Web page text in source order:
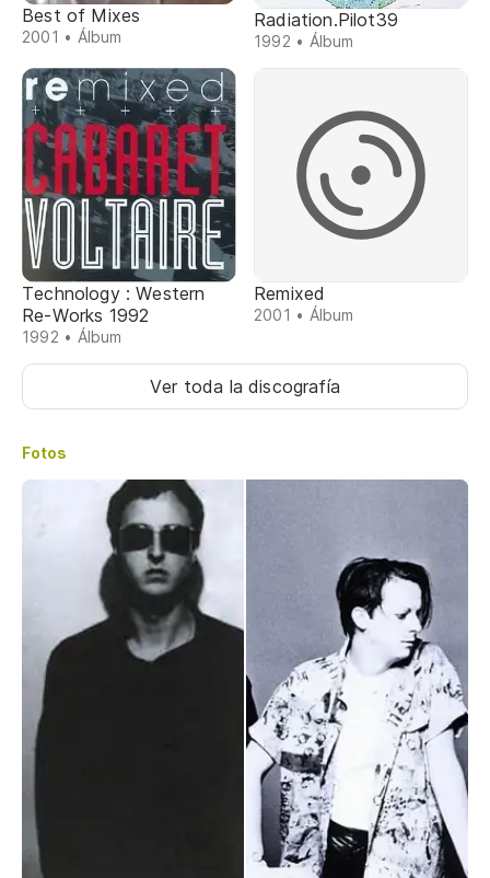
Best of Mixes
2001 • Álbum
Radiation.Pilot39
1992 • Álbum
Technology : Western
Re-Works 1992
1992 • Álbum
Remixed
2001 • Álbum
Ver toda la discografía
Fotos